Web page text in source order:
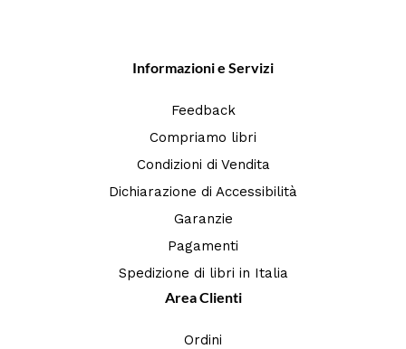
Informazioni e Servizi
Feedback
Compriamo libri
Condizioni di Vendita
Dichiarazione di Accessibilità
Garanzie
Pagamenti
Spedizione di libri in Italia
Area Clienti
Ordini